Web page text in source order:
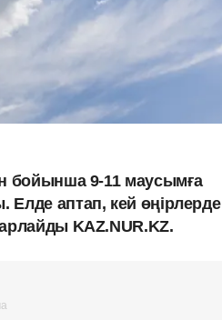
бойынша 9-11 маусымға
Елде аптап, кей өңірлерде
KAZ.NUR.KZ.